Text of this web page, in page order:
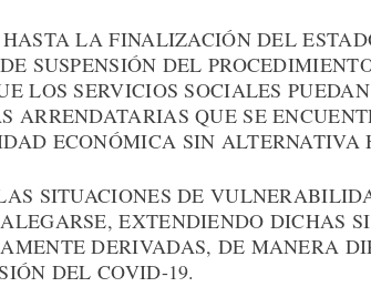
LA FINALIZACIÓN DEL
SUSPENSIÓN DEL
LOS SERVICIOS SOCIALES
ARRENDATARIAS QUE SE
ECONÓMICA SIN ALTERNATIVA
SITUACIONES DE
EXTENDIENDO DICHAS
DERIVADAS, DE MANERA
DEL COVID-19.